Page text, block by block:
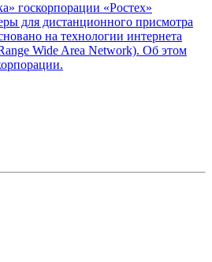
госкорпорации «Ростех»
для дистанционного присмотра
на технологии интернета
Wide Area Network). Об этом